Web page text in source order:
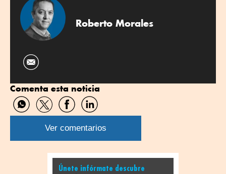
Roberto Morales
Comenta esta noticia
Compartir
por
WhatsApp
Compartir
por
Twitter
Compartir
por
Facebook
Compartir
por
Linkedin
Ver comentarios
Únete infórmate descubre